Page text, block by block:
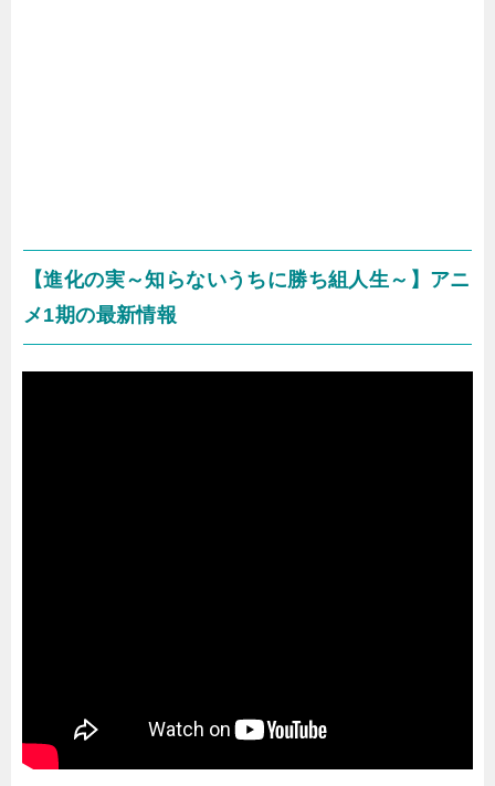
【進化の実～知らないうちに勝ち組人生～】アニ
メ1期の最新情報